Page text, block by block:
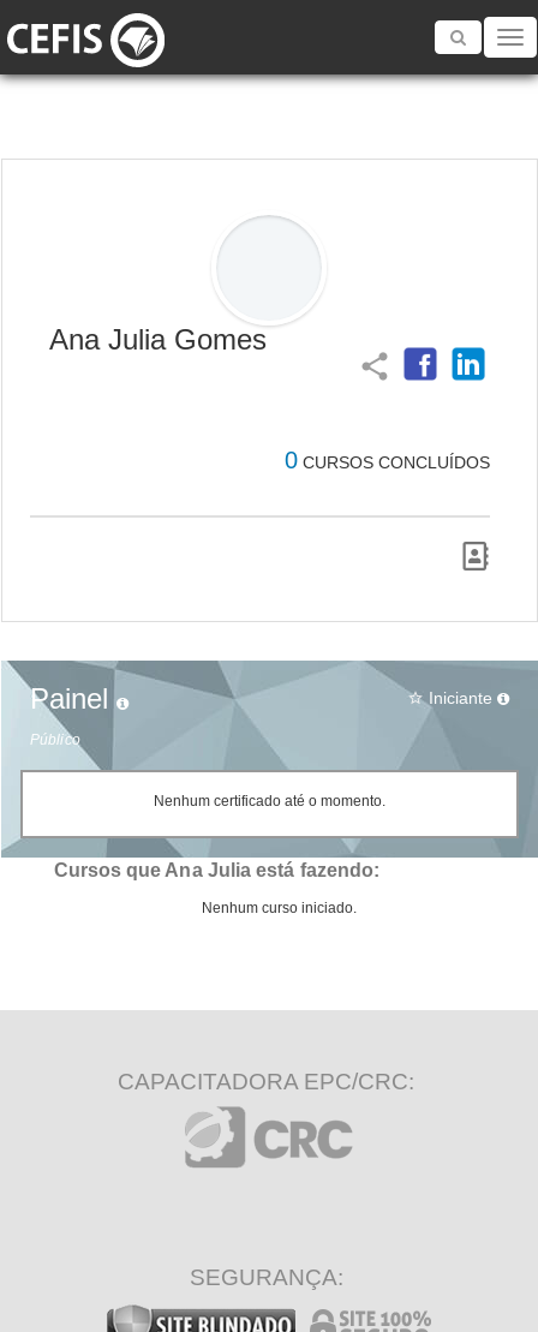
Toggle
Ana Julia Gomes
share
0 CURSOS CONCLUÍDOS
Painel
Público
star_border Iniciante
Nenhum certificado até o momento.
Cursos que Ana Julia está fazendo:
Nenhum curso iniciado.
CAPACITADORA EPC/CRC:
SEGURANÇA: